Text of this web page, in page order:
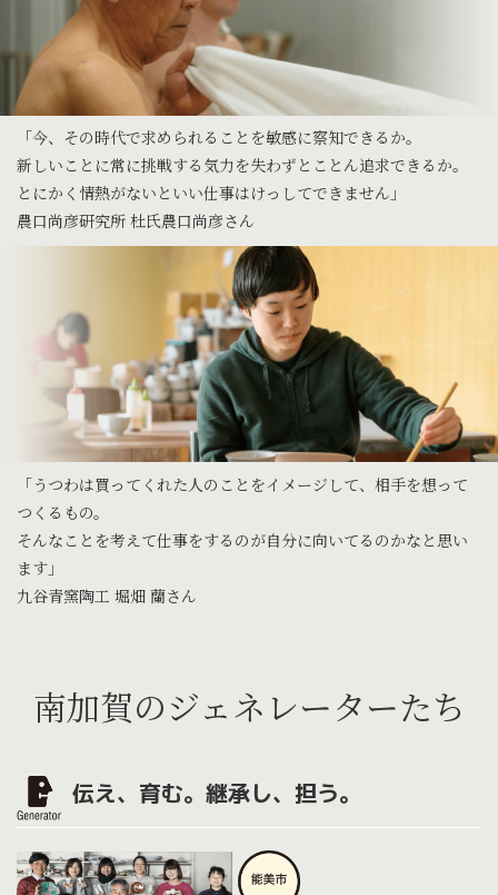
「今、その時代で求められることを敏感に察知できるか。
新しいことに常に挑戦する気力を失わずとことん追求できるか。
とにかく情熱がないといい仕事はけっしてできません」
農口尚彦研究所 杜氏農口尚彦さん
「うつわは買ってくれた人のことをイメージして、相手を想って
つくるもの。
そんなことを考えて仕事をするのが自分に向いてるのかなと思い
ます」
九谷青窯陶工 堀畑 蘭さん
南加賀のジェネレーターたち
伝え、育む。継承し、担う。